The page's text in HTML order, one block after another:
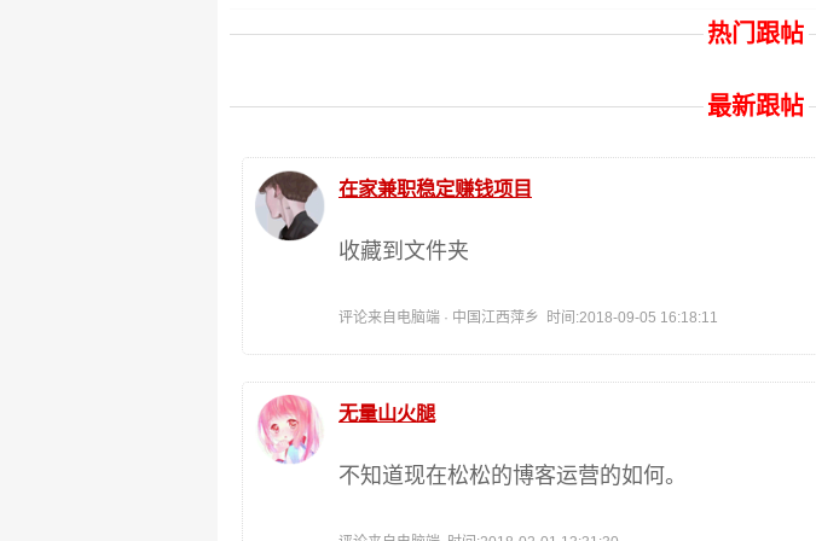
热门跟帖
最新跟帖
在家兼职稳定赚钱项目
收藏到文件夹
评论来自电脑端 · 中国江西萍乡 时间:2018-09-05 16:18:11
无量山火腿
不知道现在松松的博客运营的如何。